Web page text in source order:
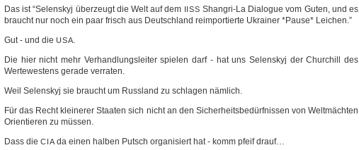
Das ist “Selen­skyj über­zeugt die Welt auf dem
IISS Shangri-La Dia­lo­gue vom Guten, und es
braucht nur noch ein paar frisch aus Deutsch­land reimpor­tier­te Ukrai­ner *Pau­se* Leichen.”
Gut - und die USA.
Die hier nicht mehr Ver­hand­lungs­lei­ter spie­len darf - hat uns Selen­skyj der Chur­chill des
Wer­te­wes­tens gera­de verraten.
Weil Selen­skyj sie braucht um Russ­land zu schla­gen nämlich.
Für das Recht klei­ne­rer Staa­ten sich nicht an den Sicher­heits­be­dürf­nis­sen von Welt­mäch­ten
Ori­en­tie­ren zu müssen.
Dass die CIAda einen hal­ben Putsch orga­ni­siert hat - komm pfeif drauf…